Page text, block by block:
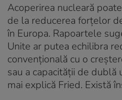
Acoperirea nucleară
de la reducerea forțelor
în Europa. Rapoartele
Unite ar putea echilibra
convențională cu o
sau a capacității de dublă
mai explică Fried. Există